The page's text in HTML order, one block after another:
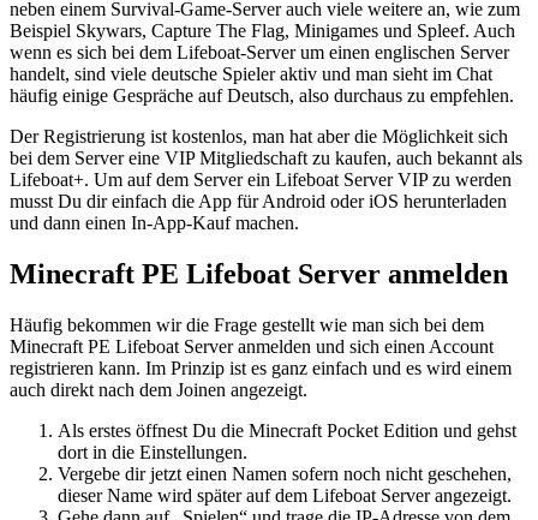
neben einem Survival-Game-Server auch viele weitere an, wie zum
Beispiel Skywars, Capture The Flag, Minigames und Spleef. Auch
wenn es sich bei dem Lifeboat-Server um einen englischen Server
handelt, sind viele deutsche Spieler aktiv und man sieht im Chat
häufig einige Gespräche auf Deutsch, also durchaus zu empfehlen.
Der Registrierung ist kostenlos, man hat aber die Möglichkeit sich
bei dem Server eine VIP Mitgliedschaft zu kaufen, auch bekannt als
Lifeboat+. Um auf dem Server ein Lifeboat Server VIP zu werden
musst Du dir einfach die App für Android oder iOS herunterladen
und dann einen In-App-Kauf machen.
Minecraft PE Lifeboat Server anmelden
Häufig bekommen wir die Frage gestellt wie man sich bei dem
Minecraft PE Lifeboat Server anmelden und sich einen Account
registrieren kann. Im Prinzip ist es ganz einfach und es wird einem
auch direkt nach dem Joinen angezeigt.
Als erstes öffnest Du die Minecraft Pocket Edition und gehst
dort in die Einstellungen.
Vergebe dir jetzt einen Namen sofern noch nicht geschehen,
dieser Name wird später auf dem Lifeboat Server angezeigt.